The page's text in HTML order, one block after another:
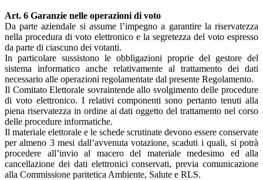
Art. 6 Garanzie nelle operazioni di voto
Da parte aziendale si assume l’impegno a garantire la riservatezza
nella procedura di voto elettronico e la segretezza del voto espresso
da parte di ciascuno dei votanti.
In particolare sussistono le obbligazioni proprie del gestore del
sistema informatico anche relativamente al trattamento dei dati
necessario alle operazioni regolamentate dal presente Regolamento.
Il Comitato Elettorale sovraintende allo svolgimento delle procedure
di voto elettronico. I relativi componenti sono pertanto tenuti alla
piena riservatezza in ordine ai dati oggetto del trattamento nel corso
delle procedure informatiche.
Il materiale elettorale e le schede scrutinate devono essere conservate
per almeno 3 mesi dall’avvenuta votazione, scaduti i quali, si potrà
procedere all’invio al macero del materiale medesimo ed alla
cancellazione dei dati elettronici conservati, previa comunicazione
alla Commissione paritetica Ambiente, Salute e RLS.